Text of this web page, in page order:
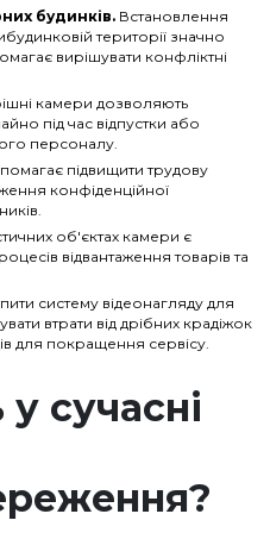
будинків. Встановлення
території значно
вирішувати конфліктні
камери дозволяють
під час відпустки або
персоналу.
підвищити трудову
конфіденційної
об'єктах камери є
відвантаження товарів та
систему відеонагляду для
втрати від дрібних крадіжок
для покращення сервісу.
сучасні